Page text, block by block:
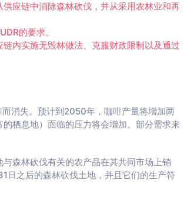
应链中消除森林砍伐，并从采用农林业和再
的要求。
内实施无毁林做法、克服财政限制以及通过
消失。预计到2050年，咖啡产量将增加两
栖息地）面临的压力将会增加。部分需求来
森林砍伐有关的农产品在其共同市场上销
日之后的森林砍伐土地，并且它们的生产符